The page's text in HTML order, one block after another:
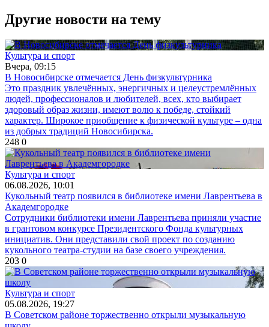
Другие новости на тему
Культура и спорт
Вчера, 09:15
В Новосибирске отмечается День физкультурника
Это праздник увлечённых, энергичных и целеустремлённых
людей, профессионалов и любителей, всех, кто выбирает
здоровый образ жизни, имеют волю к победе, стойкий
характер. Широкое приобщение к физической культуре – одна
из добрых традиций Новосибирска.
248 0
Культура и спорт
06.08.2026, 10:01
Кукольный театр появился в библиотеке имени Лаврентьева в
Академгородке
Сотрудники библиотеки имени Лаврентьева приняли участие
в грантовом конкурсе Президентского Фонда культурных
инициатив. Они представили свой проект по созданию
кукольного театра-студии на базе своего учреждения.
203 0
Культура и спорт
05.08.2026, 19:27
В Советском районе торжественно открыли музыкальную